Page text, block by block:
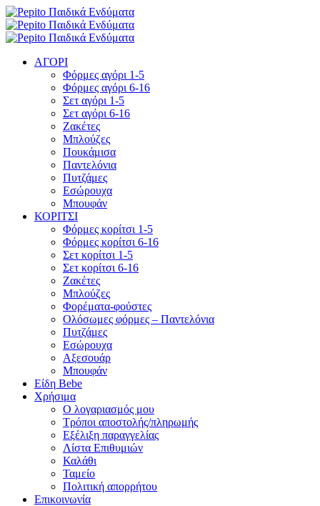
ΑΓΟΡΙ
Φόρμες αγόρι 1-5
Φόρμες αγόρι 6-16
Σετ αγόρι 1-5
Σετ αγόρι 6-16
Ζακέτες
Μπλούζες
Πουκάμισα
Παντελόνια
Πυτζάμες
Εσώρουχα
Μπουφάν
ΚΟΡΙΤΣΙ
Φόρμες κορίτσι 1-5
Φόρμες κορίτσι 6-16
Σετ κορίτσι 1-5
Σετ κορίτσι 6-16
Ζακέτες
Μπλούζες
Φορέματα-φούστες
Ολόσωμες φόρμες – Παντελόνια
Πυτζάμες
Εσώρουχα
Αξεσουάρ
Μπουφάν
Είδη Bebe
Χρήσιμα
Ο λογαριασμός μου
Τρόποι αποστολής/πληρωμής
Εξέλιξη παραγγελίας
Λίστα Επιθυμιών
Καλάθι
Ταμείο
Πολιτική απορρήτου
Επικοινωνία